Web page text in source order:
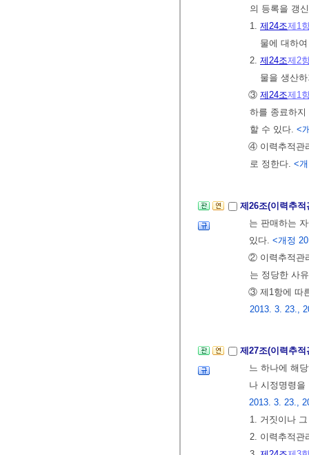
의 등록을 갱
1. 제24조제1
물에 대하
2. 제24조제2
물을 생산
③ 제24조제1
하를 종료하
할 수 있다. <
④ 이력추적관
로 정한다. <
제26조(이력추
는 판매하는
있다. <개정
② 이력추적관
는 정당한 사
③ 제1항에 따
2013. 3. 23.,
제27조(이력추
느 하나에 해
나 시정명령
2013. 3. 23.,
1. 거짓이나
2. 이력추적관